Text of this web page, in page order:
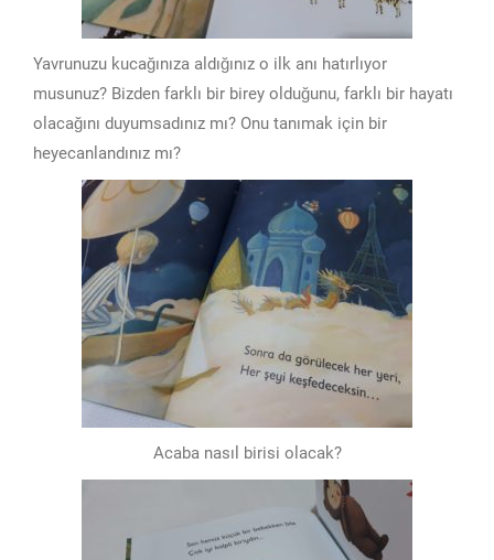
Yavrunuzu kucağınıza aldığınız o ilk anı hatırlıyor
musunuz? Bizden farklı bir birey olduğunu, farklı bir hayatı
olacağını duyumsadınız mı? Onu tanımak için bir
heyecanlandınız mı?
Acaba nasıl birisi olacak?